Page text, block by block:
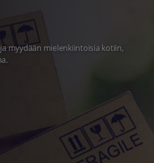
myydään mielenkiintoisia kotiin,